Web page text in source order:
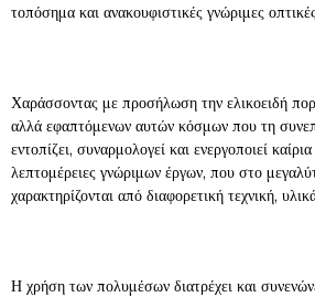
τοπόσημα και ανακουφιστικές γνώριμες
Χαράσσοντας με προσήλωση την ελικοειδή
αλλά εφαπτόμενων αυτών κόσμων που τη
εντοπίζει, συναρμολογεί και ενεργοποιεί
λεπτομέρειες γνώριμων έργων, που στο
χαρακτηρίζονται από διαφορετική τεχνική,
Η χρήση των πολυμέσων διατρέχει και